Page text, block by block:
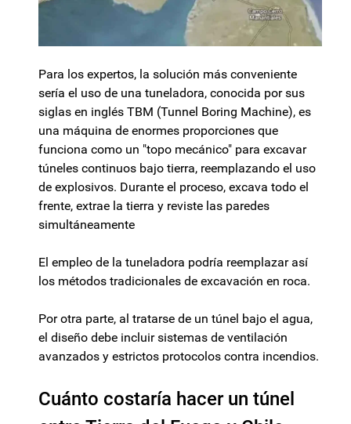
Para los expertos, la solución más conveniente
sería el uso de una tuneladora, conocida por sus
siglas en inglés TBM (Tunnel Boring Machine), es
una máquina de enormes proporciones que
funciona como un "topo mecánico" para excavar
túneles continuos bajo tierra, reemplazando el uso
de explosivos. Durante el proceso, excava todo el
frente, extrae la tierra y reviste las paredes
simultáneamente
El empleo de la tuneladora podría reemplazar así
los métodos tradicionales de excavación en roca.
Por otra parte, al tratarse de un túnel bajo el agua,
el diseño debe incluir sistemas de ventilación
avanzados y estrictos protocolos contra incendios.
Cuánto costaría hacer un túnel